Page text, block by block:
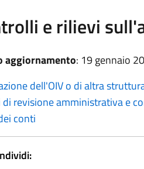
e rilievi
aggiornamento: 19 gennaio
dell'OIV o di altra
di revisione amministrativa e
conti